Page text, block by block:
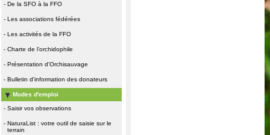
- De la SFO à la FFO
- Les associations fédérées
- Les activités de la FFO
- Charte de l'orchidophile
- Présentation d'Orchisauvage
- Bulletin d'information des donateurs
Modes d'emploi
- Saisir vos observations
- NaturaList : votre outil de saisie sur le
terrain